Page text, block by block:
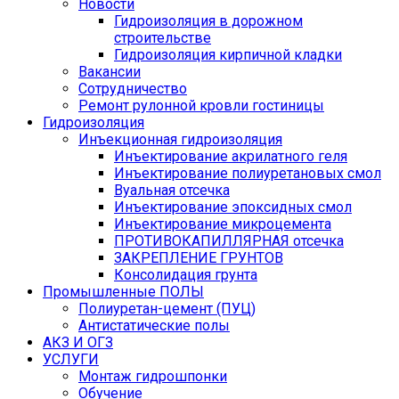
Новости
Гидроизоляция в дорожном
строительстве
Гидроизоляция кирпичной кладки
Вакансии
Сотрудничество
Ремонт рулонной кровли гостиницы
Гидроизоляция
Инъекционная гидроизоляция
Инъектирование акрилатного геля
Инъектирование полиуретановых смол
Вуальная отсечка
Инъектирование эпоксидных смол
Инъектирование микроцемента
ПРОТИВОКАПИЛЛЯРНАЯ отсечка
ЗАКРЕПЛЕНИЕ ГРУНТОВ
Консолидация грунта
Промышленные ПОЛЫ
Полиуретан-цемент (ПУЦ)
Антистатические полы
АКЗ И ОГЗ
УСЛУГИ
Монтаж гидрошпонки
Обучение